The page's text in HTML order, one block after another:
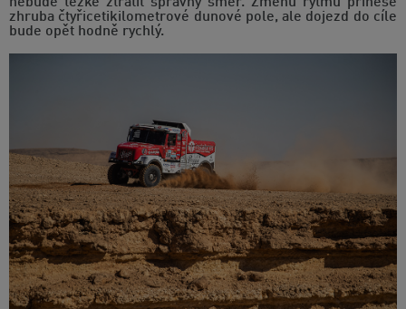
zhruba čtyřicetikilometrové dunové pole, ale dojezd do cíle
bude opět hodně rychlý.